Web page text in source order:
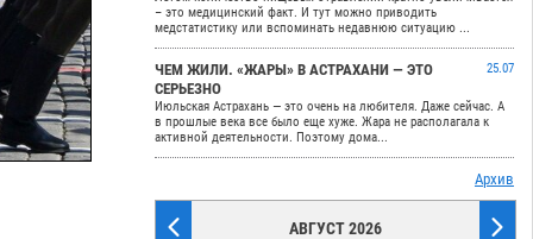
– это медицинский факт. И тут можно приводить
медстатистику или вспоминать недавнюю ситуацию ...
ЧЕМ ЖИЛИ. «ЖАРЫ» В АСТРАХАНИ — ЭТО
СЕРЬЕЗНО
25.07
Июльская Астрахань — это очень на любителя. Даже сейчас. А
в прошлые века все было еще хуже. Жара не располагала к
активной деятельности. Поэтому дома...
Архив
АВГУСТ 2026